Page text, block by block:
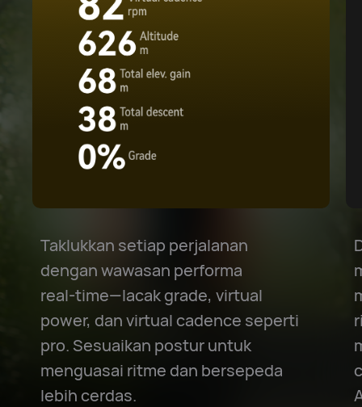
Taklukkan setiap perjalanan
dengan wawasan performa
real⁠-⁠time—lacak grade, virtual
power, dan virtual cadence seperti
pro. Sesuaikan postur untuk
menguasai ritme dan bersepeda
lebih cerdas.